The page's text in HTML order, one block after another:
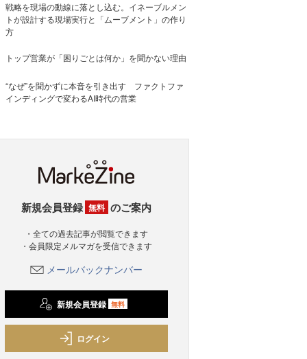
戦略を現場の動線に落とし込む。イネーブルメン
トが設計する現場実行と「ムーブメント」の作り
方
トップ営業が「困りごとは何か」を聞かない理由
“なぜ”を聞かずに本音を引き出す ファクトファ
インディングで変わるAI時代の営業
新規会員登録 無料 のご案内
・全ての過去記事が閲覧できます
・会員限定メルマガを受信できます
メールバックナンバー
新規会員登録 無料
ログイン